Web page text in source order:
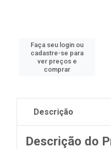
Faça seu login ou
cadastre-se para
ver preços e
comprar
Descrição
Descrição do